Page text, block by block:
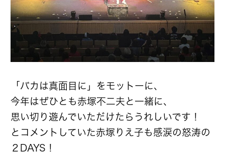
「バカは真面目に」をモットーに、
今年はぜひとも赤塚不二夫と一緒に、
思い切り遊んでいただけたらうれしいです！
とコメントしていた赤塚りえ子も感涙の怒涛の
２DAYS！